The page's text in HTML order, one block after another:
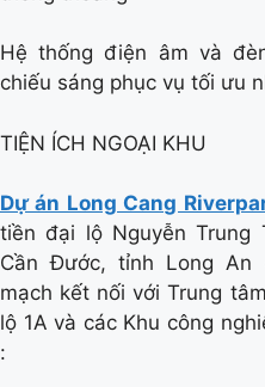
Hệ thống điện âm và
chiếu sáng phục vụ tối ưu
TIỆN ÍCH NGOẠI KHU
Dự án Long Cang
tiền đại lộ Nguyễn Trung
Cần Đước, tỉnh Long
mạch kết nối với Trung
lộ 1A và các Khu công
: